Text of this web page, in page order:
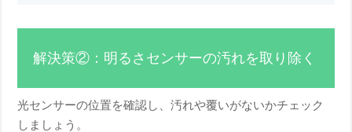
解決策②：明るさセンサーの汚れを取り除く
光センサーの位置を確認し、汚れや覆いがないかチェック
しましょう。